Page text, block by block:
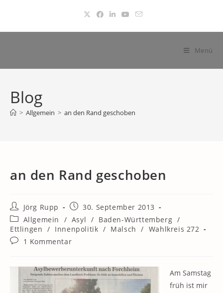
springen
Menü
Blog
> Allgemein > an den Rand geschoben
an den Rand geschoben
Beitrags-
Autor:
Jörg Rupp
Beitrag
veröffentlicht:
30. September 2013
Beitrags-
Kategorie:
Allgemein / Asyl / Baden-Württemberg /
Ettlingen / Innenpolitik / Malsch / Wahlkreis 272
Beitrags-
1 Kommentar
Am Samstag
früh ist mir